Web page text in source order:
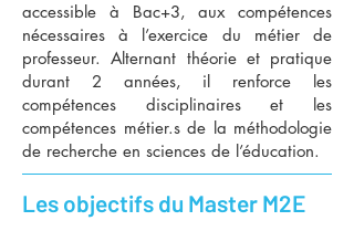
accessible à Bac+3, aux compétences
nécessaires à l’exercice du métier de
professeur. Alternant théorie et pratique
durant 2 années, il renforce les
compétences disciplinaires et les
compétences métier.s de la méthodologie
de recherche en sciences de l’éducation.
Les objectifs du Master M2E